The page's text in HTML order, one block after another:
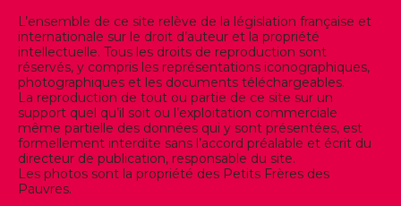
L’ensemble de ce site relève de la législation française et
internationale sur le droit d’auteur et la propriété
intellectuelle. Tous les droits de reproduction sont
réservés, y compris les représentations iconographiques,
photographiques et les documents téléchargeables.
La reproduction de tout ou partie de ce site sur un
support quel qu’il soit ou l’exploitation commerciale
même partielle des données qui y sont présentées, est
formellement interdite sans l’accord préalable et écrit du
directeur de publication, responsable du site.
Les photos sont la propriété des Petits Frères des
Pauvres.